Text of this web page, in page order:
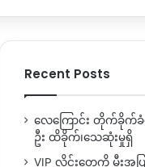
Recent Posts
လေကြောင်း တိုက်ခိုက်ခံ
ဦး ထိခိုက်၊သေဆုံးမှုရှိ
VIP လိုင်းတွေကို မီးအပ